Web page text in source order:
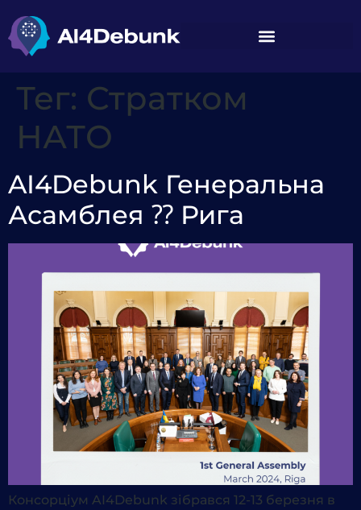
вмісту
Тег: Стратком
НАТО
AI4Debunk Генеральна
Асамблея ⁇ Рига
Консорціум AI4Debunk зібрався 12-13 березня в